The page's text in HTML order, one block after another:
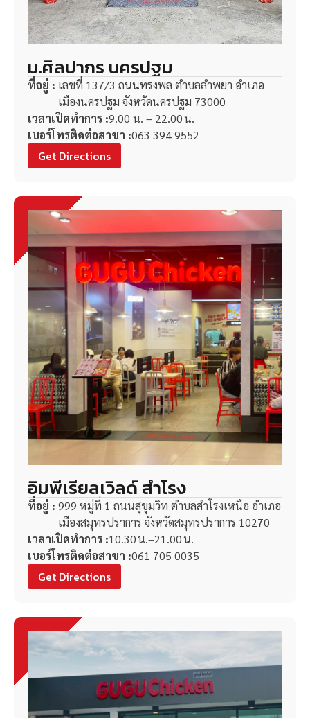
ม.ศิลปากร นครปฐม
ที่อยู่ : เลขที่ 137/3 ถนนทรงพล ตำบลลำพยา อำเภอ
เมืองนครปฐม จังหวัดนครปฐม 73000
เวลาเปิดทำการ :9.00 น. – 22.00 น.
เบอร์โทรติดต่อสาขา :063 394 9552
Get Directions
อิมพีเรียลเวิลด์ สำโรง
ที่อยู่ : 999 หมู่ที่ 1 ถนนสุขุมวิท ตำบลสำโรงเหนือ อำเภอ
เมืองสมุทรปราการ จังหวัดสมุทรปราการ 10270
เวลาเปิดทำการ :10.30 น.–21.00 น.
เบอร์โทรติดต่อสาขา :061 705 0035
Get Directions